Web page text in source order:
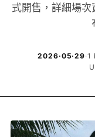
式開售，詳細場
2026·05·29·1